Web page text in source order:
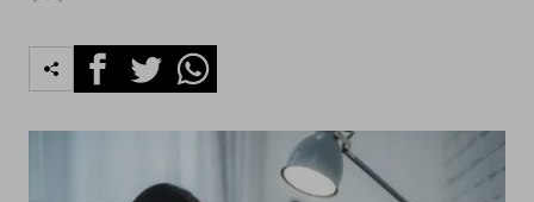
FacebookTwitterWhatsapp